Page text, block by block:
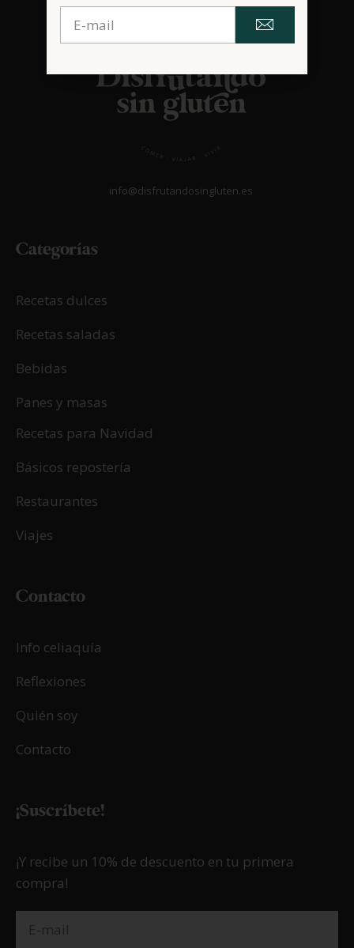
info@disfrutandosingluten.es
Categorías
Recetas dulces
Recetas saladas
Bebidas
Panes y masas
Recetas para Navidad
Básicos repostería
Restaurantes
Viajes
Contacto
Info celiaquía
Reflexiones
Quién soy
Contacto
¡Suscríbete!
¡Y recibe un 10% de descuento en tu primera
compra!